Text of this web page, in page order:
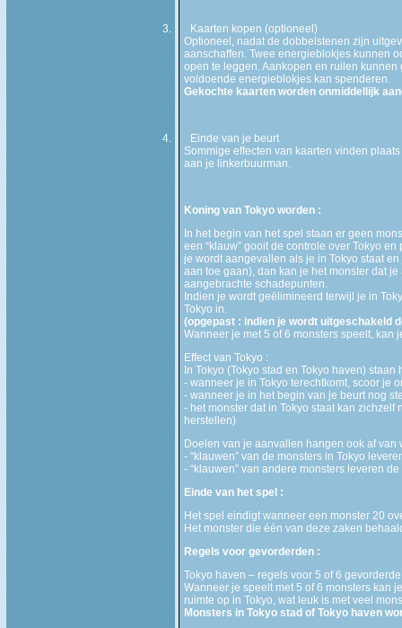
3.
Kaarten kopen (optioneel)
Optioneel, nadat de dobbelstenen zijn
aanschaffen. Twee energieblokjes kunnen
open te leggen. Aankopen en ruilen
voldoende energieblokjes kan spenderen.
Gekochte kaarten worden onmiddellijk
4.
Einde van je beurt
Sommige effecten van kaarten vinden
aan je linkerbuurman.
Koning van Tokyo worden :
In het begin van het spel staan er geen
een “klauw” gooit de controle over Tokyo
je wordt aangevallen als je in Tokyo staat
aan toe gaan), dan kan je het monster dat
aangebrachte schadepunten.
Indien je wordt geëlimineerd terwijl je in
Tokyo in.
(opgepast : indien je wordt uitgeschakeld
Wanneer je met 5 of 6 monsters speelt, kan
Effect van Tokyo :
In Tokyo (Tokyo stad en Tokyo haven) staan
- wanneer je in Tokyo terechtkomt, scoor je
- wanneer je in het begin van je beurt nog
- het monster dat in Tokyo staat kan
herstellen)
Doelen van je aanvallen hangen ook af van
- “klauwen” van de monsters in Tokyo
- “klauwen” van andere monsters leveren
Einde van het spel :
Het spel eindigt wanneer een monster 20
Het monster die één van deze zaken
Regels voor gevorderden :
Tokyo haven – regels voor 5 of 6
Wanneer je speelt met 5 of 6 monsters kan
ruimte op in Tokyo, wat leuk is met veel
Monsters in Tokyo stad of Tokyo haven